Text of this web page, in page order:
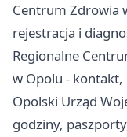
Centrum Zdrowia
rejestracja i
Regionalne
w Opolu -
Opolski Urząd
godziny,